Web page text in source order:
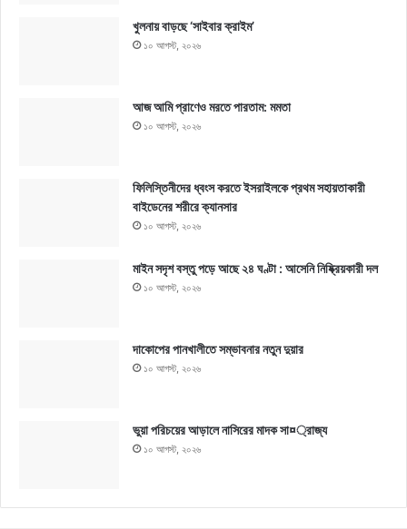
খুলনায় বাড়ছে ‘সাইবার ক্রাইম’
১০ আগস্ট, ২০২৬
আজ আমি প্রাণেও মরতে পারতাম: মমতা
১০ আগস্ট, ২০২৬
ফিলিস্তিনীদের ধ্বংস করতে ইসরাইলকে প্রথম সহায়তাকারী
বাইডেনের শরীরে ক্যানসার
১০ আগস্ট, ২০২৬
মাইন সদৃশ বস্তু পড়ে আছে ২৪ ঘণ্টা : আসেনি নিষ্ক্রিয়কারী দল
১০ আগস্ট, ২০২৬
দাকোপের পানখালীতে সম্ভাবনার নতুন দুয়ার
১০ আগস্ট, ২০২৬
ভুয়া পরিচয়ের আড়ালে নাসিরের মাদক সা¤্রাজ্য
১০ আগস্ট, ২০২৬